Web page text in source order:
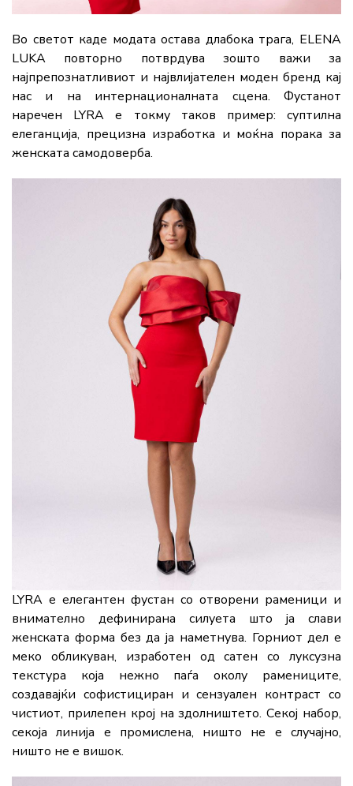
Во светот каде модата остава длабока трага, ELENA
LUKA повторно потврдува зошто важи за
најпрепознатливиот и највлијателен моден бренд кај
нас и на интернационалната сцена. Фустанот
наречен LYRA е токму таков пример: суптилна
елеганција, прецизна изработка и моќна порака за
женската самодоверба.
LYRA е елегантен фустан со отворени раменици и
внимателно дефинирана силуета што ја слави
женската форма без да ја наметнува. Горниот дел е
меко обликуван, изработен од сатен со луксузна
текстура која нежно паѓа околу рамениците,
создавајќи софистициран и сензуален контраст со
чистиот, прилепен крој на здолништето. Секој набор,
секоја линија е промислена, ништо не е случајно,
ништо не е вишок.